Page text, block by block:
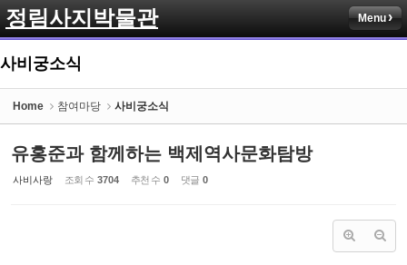
정림사지박물관 Menu
사비궁소식
Home 참여마당 사비궁소식
유홍준과 함께하는 백제역사문화탐방
사비사랑 조회 수 3704 추천 수 0 댓글 0
Sketchbook5, 스케치북5
Sketchbook5, 스케치북5